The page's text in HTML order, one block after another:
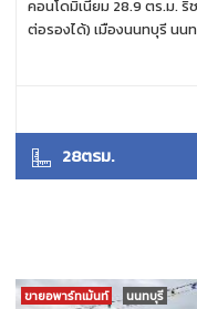
คอนโดมิเนียม 28.9 ตร.ม. ริ
ต่อรองได้) เมืองนนทบุรี นน
28ตรม.
ขายอพาร์ทเม้นท์ นนทบุรี